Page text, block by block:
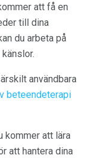
att få en
till dina
du arbeta på
användbara
beteendeterapi
kommer att lära
att hantera dina